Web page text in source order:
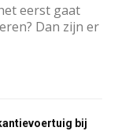
eerst gaat
Dan zijn er
bij